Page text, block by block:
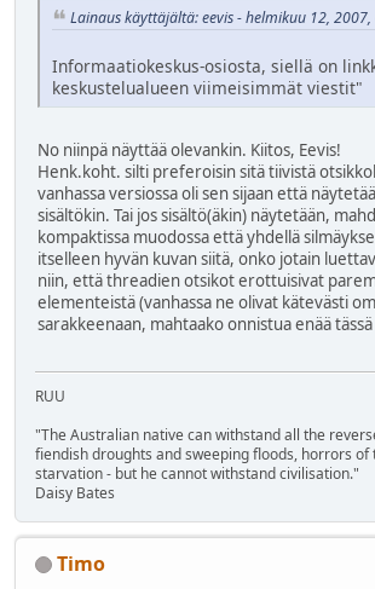
Lainaus käyttäjältä: eevis - helmikuu 12, 2007,
Informaatiokeskus-osiosta, siellä on
keskustelualueen viimeisimmät viestit"
No niinpä näyttää olevankin. Kiitos, Eevis!
Henk.koht. silti preferoisin sitä tiivistä
vanhassa versiossa oli sen sijaan että
sisältökin. Tai jos sisältö(äkin) näytetään,
kompaktissa muodossa että yhdellä
itselleen hyvän kuvan siitä, onko jotain
niin, että threadien otsikot erottuisivat
elementeistä (vanhassa ne olivat kätevästi
sarakkeenaan, mahtaako onnistua enää tässä
RUU
"The Australian native can withstand all the
fiendish droughts and sweeping floods, horrors
starvation - but he cannot withstand civilisation."
Daisy Bates
Timo